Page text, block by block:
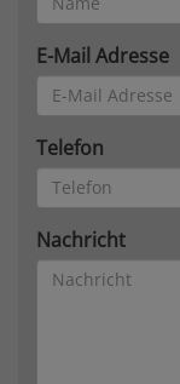
E-Mail Adresse
Telefon
Nachricht